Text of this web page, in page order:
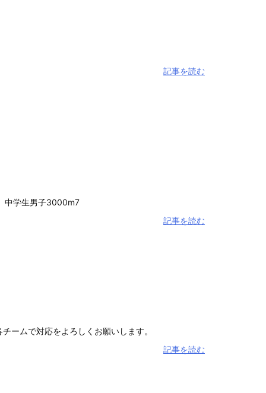
記事を読む
学生男子3000m7
記事を読む
ームで対応をよろしくお願いします。
記事を読む